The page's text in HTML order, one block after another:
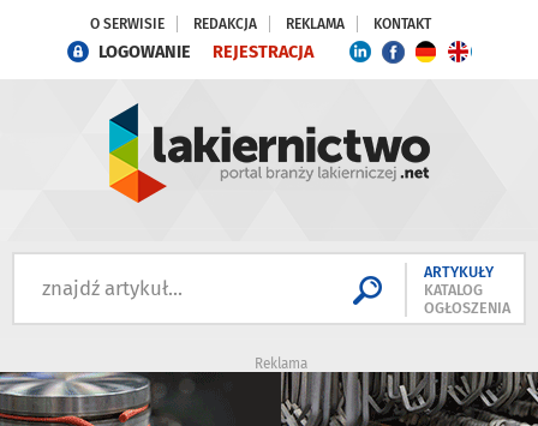
O SERWISIE REDAKCJA REKLAMA KONTAKT
LOGOWANIE REJESTRACJA
ARTYKUŁY
KATALOG
OGŁOSZENIA
Reklama